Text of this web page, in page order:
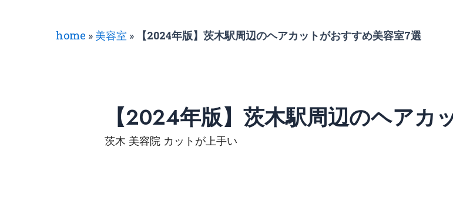
home » 美容室 » 【2024年版】茨木駅周辺のヘアカットがおすすめ美容室7選
【2024年版】茨木駅周辺のヘアカ
茨木 美容院 カットが上手い